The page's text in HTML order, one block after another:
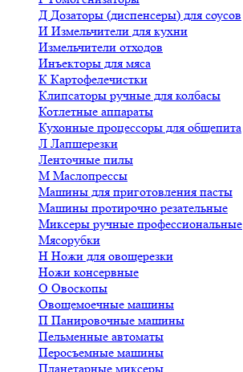
Д Дозаторы (диспенсеры) для соусов
И Измельчители для кухни
Измельчители отходов
Инъекторы для мяса
К Картофелечистки
Клипсаторы ручные для колбасы
Котлетные аппараты
Кухонные процессоры для общепита
Л Лапшерезки
Ленточные пилы
М Маслопрессы
Машины для приготовления пасты
Машины протирочно резательные
Миксеры ручные профессиональные
Мясорубки
Н Ножи для овощерезки
Ножи консервные
О Овоскопы
Овощемоечные машины
П Панировочные машины
Пельменные автоматы
Перосъемные машины
Планетарные миксеры